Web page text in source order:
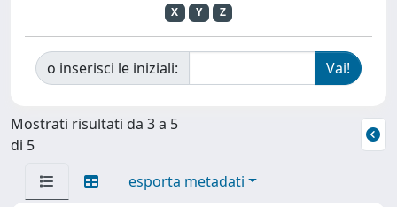
X
Y Z
o inserisci le iniziali:
Mostrati risultati da 3 a 5
di 5
esporta metadati